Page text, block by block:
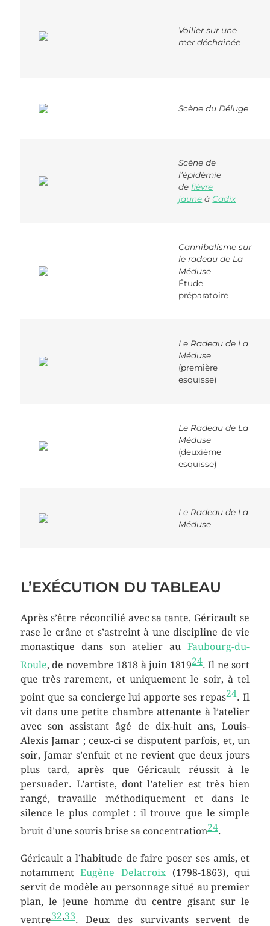
Voilier sur une
mer déchaînée
Scène du Déluge
Scène de
l’épidémie
de fièvre
jaune à Cadix
Cannibalisme sur
le radeau de La
Méduse
Étude
préparatoire
Le Radeau de La
Méduse
(première
esquisse)
Le Radeau de La
Méduse
(deuxième
esquisse)
Le Radeau de La
Méduse
L’EXÉCUTION DU TABLEAU
Après s’être réconcilié avec sa tante, Géricault se
rase le crâne et s’astreint à une discipline de vie
monastique dans son atelier auFaubourg-du-
Roule, de novembre 1818 àjuin 181924. Il ne sort
que très rarement, et uniquement le soir, à tel
point que sa concierge lui apporte ses repas24. Il
vit dans une petite chambre attenante à l’atelier
avec son assistant âgé de dix-huit ans, Louis-
Alexis Jamar ; ceux-ci se disputent parfois, et, un
soir, Jamar s’enfuit et ne revient que deux jours
plus tard, après que Géricault réussit à le
persuader. L’artiste, dont l’atelier est très bien
rangé, travaille méthodiquement et dans le
silence le plus complet : il trouve que le simple
bruit d’une souris brise sa concentration24.
Géricault a l’habitude de faire poser ses amis, et
notammentEugène Delacroix (1798-1863), qui
servit de modèle au personnage situé au premier
plan, le jeune homme du centre gisant sur le
ventre32,33. Deux des survivants servent de